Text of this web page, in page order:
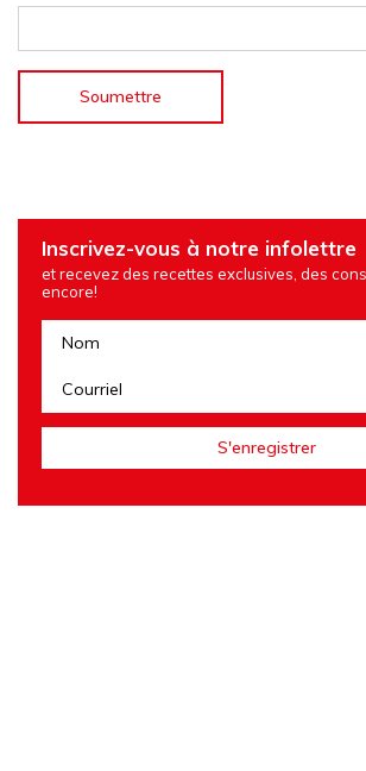
Inscrivez-vous à notre infolettre
et recevez des recettes exclusives, des
encore!